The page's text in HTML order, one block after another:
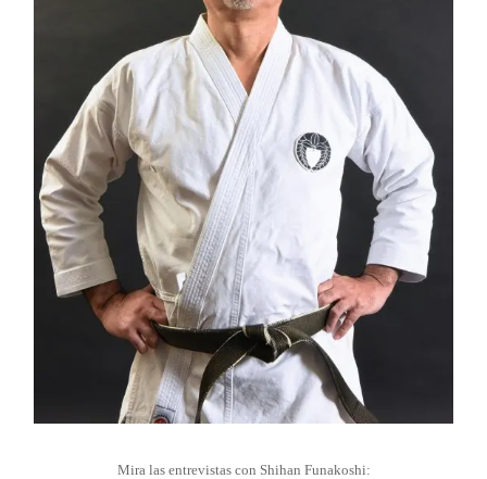
Mira las entrevistas con Shihan Funakoshi: